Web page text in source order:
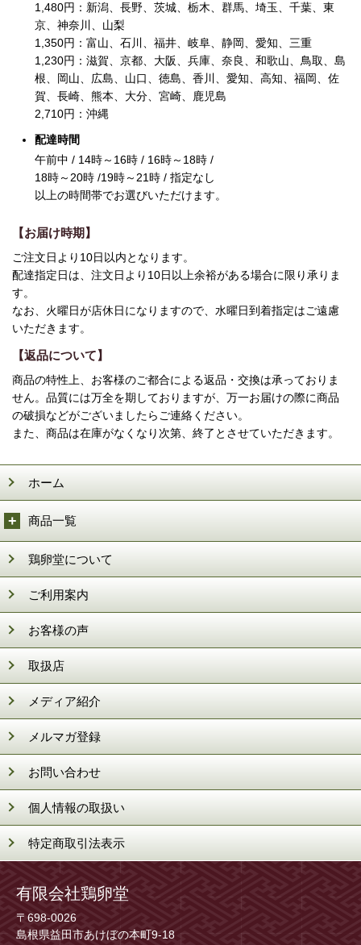
1,480円：新潟、長野、茨城、栃木、群馬、埼玉、千葉、東
京、神奈川、山梨
1,350円：富山、石川、福井、岐阜、静岡、愛知、三重
1,230円：滋賀、京都、大阪、兵庫、奈良、和歌山、鳥取、島
根、岡山、広島、山口、徳島、香川、愛知、高知、福岡、佐
賀、長崎、熊本、大分、宮崎、鹿児島
2,710円：沖縄
配達時間
午前中 / 14時～16時 / 16時～18時 /
18時～20時 /19時～21時 / 指定なし
以上の時間帯でお選びいただけます。
【お届け時期】
ご注文日より10日以内となります。
配達指定日は、注文日より10日以上余裕がある場合に限り承りま
す。
なお、火曜日が店休日になりますので、水曜日到着指定はご遠慮
いただきます。
【返品について】
商品の特性上、お客様のご都合による返品・交換は承っておりま
せん。品質には万全を期しておりますが、万一お届けの際に商品
の破損などがございましたらご連絡ください。
また、商品は在庫がなくなり次第、終了とさせていただきます。
ホーム
商品一覧
鶏卵堂について
ご利用案内
お客様の声
取扱店
メディア紹介
メルマガ登録
お問い合わせ
個人情報の取扱い
特定商取引法表示
有限会社鶏卵堂
〒698-0026
島根県益田市あけぼの本町9-18